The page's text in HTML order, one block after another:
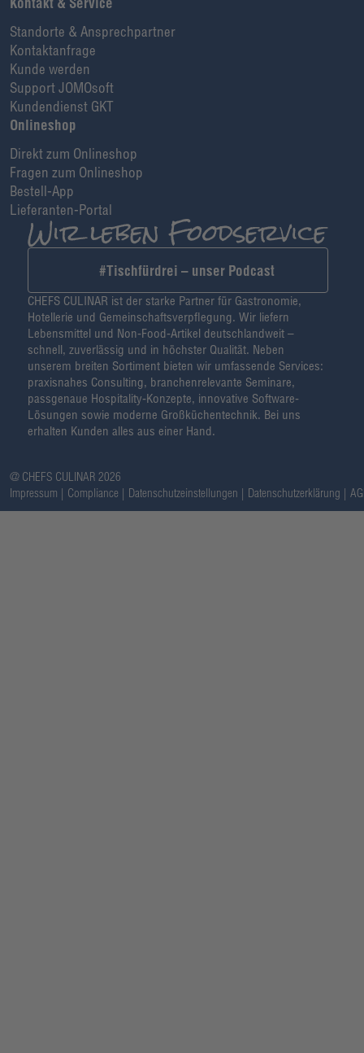
Standorte & Ansprechpartner
Kontaktanfrage
Kunde werden
Support JOMOsoft
Kundendienst GKT
Onlineshop
Direkt zum Onlineshop
Fragen zum Onlineshop
Bestell-App
Lieferanten-Portal
#Tischfürdrei – unser Podcast
CHEFS CULINAR ist der starke Partner für Gastronomie,
Hotellerie und Gemeinschaftsverpflegung. Wir liefern
Lebensmittel und Non-Food-Artikel deutschlandweit –
schnell, zuverlässig und in höchster Qualität. Neben
unserem breiten Sortiment bieten wir umfassende Services:
praxisnahes Consulting, branchenrelevante Seminare,
passgenaue Hospitality-Konzepte, innovative Software-
Lösungen sowie moderne Großküchentechnik. Bei uns
erhalten Kunden alles aus einer Hand.
@ CHEFS CULINAR 2026
Impressum
Compliance Datenschutzeinstellungen Datenschutzerklärung